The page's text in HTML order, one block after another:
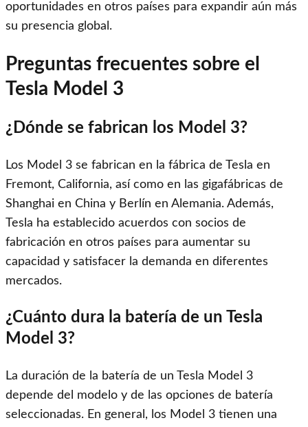
oportunidades en otros países para expandir aún más
su presencia global.
Preguntas frecuentes sobre el
Tesla Model 3
¿Dónde se fabrican los Model 3?
Los Model 3 se fabrican en la fábrica de Tesla en
Fremont, California, así como en las gigafábricas de
Shanghai en China y Berlín en Alemania. Además,
Tesla ha establecido acuerdos con socios de
fabricación en otros países para aumentar su
capacidad y satisfacer la demanda en diferentes
mercados.
¿Cuánto dura la batería de un Tesla
Model 3?
La duración de la batería de un Tesla Model 3
depende del modelo y de las opciones de batería
seleccionadas. En general, los Model 3 tienen una